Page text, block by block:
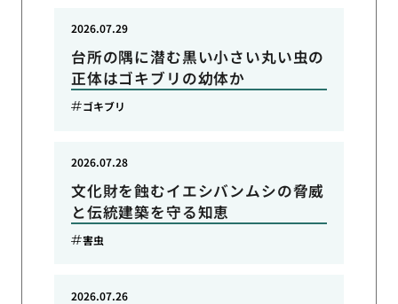
台所の隅に潜む黒い小さい丸い虫の
正体はゴキブリの幼体か
2026.07.29
ゴキブリ
文化財を蝕むイエシバンムシの脅威
と伝統建築を守る知恵
2026.07.28
害虫
2026.07.26